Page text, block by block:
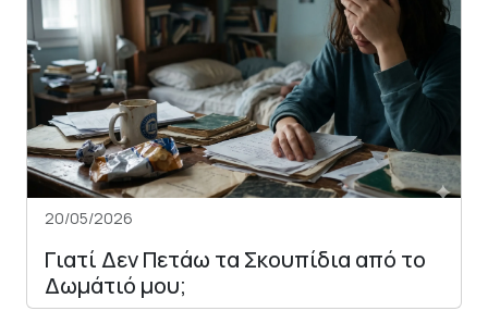
20/05/2026
Γιατί Δεν Πετάω τα Σκουπίδια από το
Δωμάτιό μου;